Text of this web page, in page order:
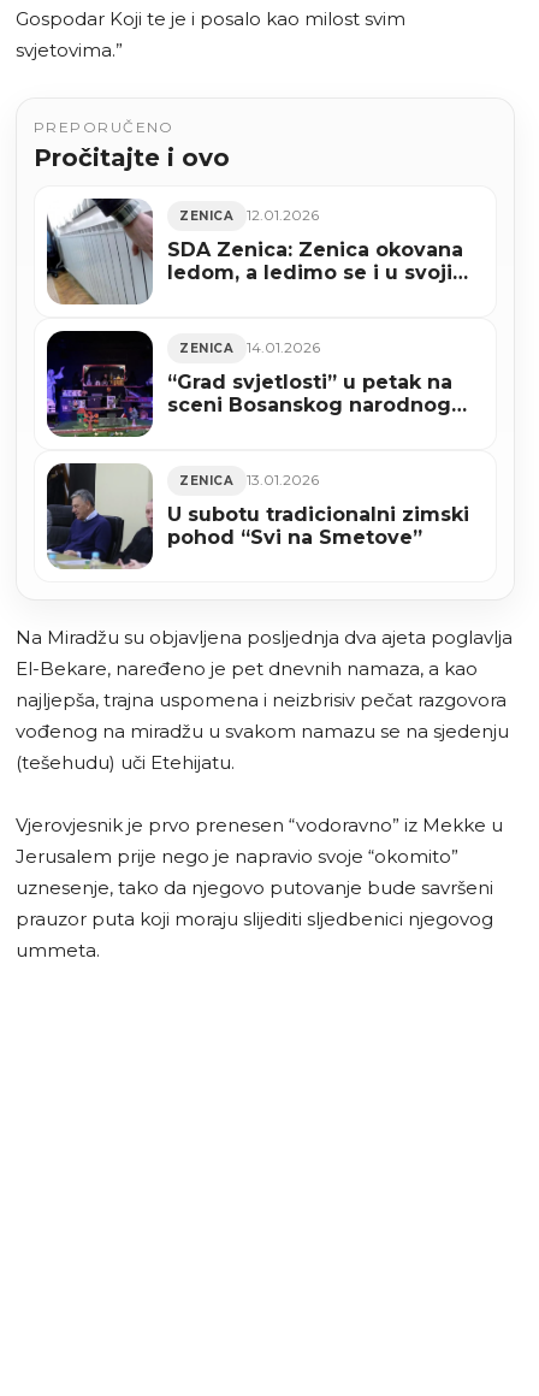
Gospodar Koji te je i posalo kao milost svim
svjetovima.”
PREPORUČENO
Pročitajte i ovo
ZENICA 12.01.2026
SDA Zenica: Zenica okovana
ledom, a ledimo se i u svojim
ZENICA 14.01.2026
“Grad svjetlosti” u petak na
sceni Bosanskog narodnog
ZENICA 13.01.2026
U subotu tradicionalni zimski
pohod “Svi na Smetove”
Na Miradžu su objavljena posljednja dva ajeta poglavlja
El-Bekare, naređeno je pet dnevnih namaza, a kao
najljepša, trajna uspomena i neizbrisiv pečat razgovora
vođenog na miradžu u svakom namazu se na sjedenju
(tešehudu) uči Etehijatu.
Vjerovjesnik je prvo prenesen “vodoravno” iz Mekke u
Jerusalem prije nego je napravio svoje “okomito”
uznesenje, tako da njegovo putovanje bude savršeni
prauzor puta koji moraju slijediti sljedbenici njegovog
ummeta.